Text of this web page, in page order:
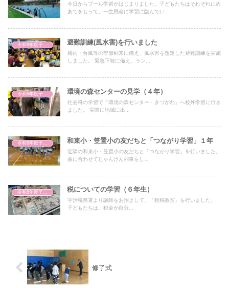
今日からプール学習がはじまりました。子どもたちはそれぞれにめ
あてをもって、一生懸命に学習に臨んでい...
避難訓練(風水害)を行いました
梅雨・台風等の季節到来に備え、風水害を想定した避難訓練を実施
しました。 緊急下校に備え、ラン...
環境の森センターの見学（４年）
社会科の学習で「環境の森センター・きづがわ」へ校外学習に行き
ました。 実際に地域に出...
和束小・笠置小の友だちと「つながり学習」１年
近隣の和束小・笠置小の友だちと「つながり学習」を行いました。
曲に合わせてじゃんけん列車をし...
税についての学習（６年生）
宇治税務署より講師をお招きして、「租税教室」を行いました。
子どもたちは、税金が自分...
修了式